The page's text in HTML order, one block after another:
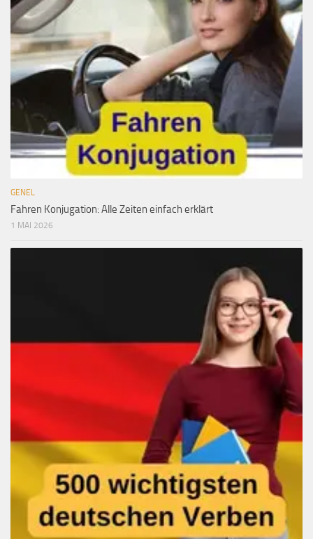
GENEL
Fahren Konjugation: Alle Zeiten einfach erklärt
1 MAI 2026